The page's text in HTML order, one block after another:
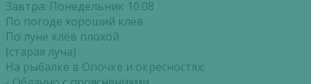
Завтра: Понедельник 10.08
По погоде хороший клёв
По луне клёв плохой
(старая луна)
На рыбалке в Опочке и окресностях: